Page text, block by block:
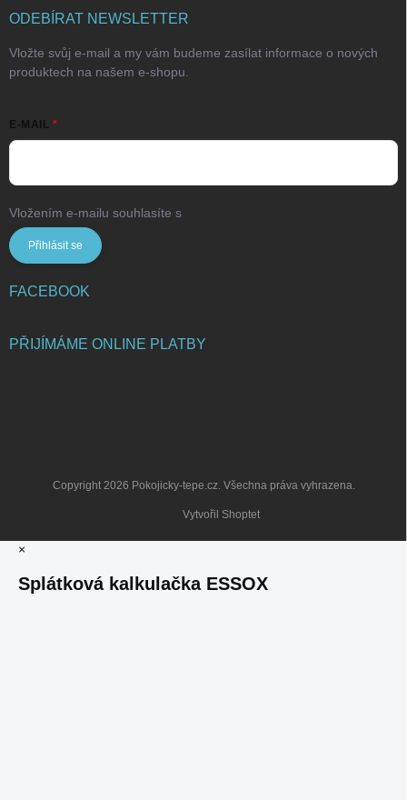
ODEBÍRAT NEWSLETTER
Vložte svůj e-mail a my vám budeme zasílat informace o nových
produktech na našem e-shopu.
E-MAIL
Vložením e-mailu souhlasíte s
Přihlásit se
FACEBOOK
PŘIJÍMÁME ONLINE PLATBY
Vytvořil Shoptet
Copyright 2026 Pokojicky-tepe.cz. Všechna práva vyhrazena.
×
Splátková kalkulačka ESSOX